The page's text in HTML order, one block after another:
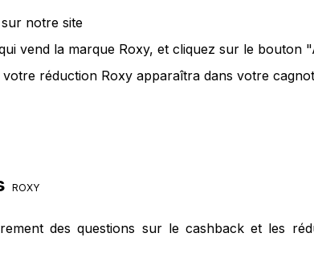
notre site
vend la marque Roxy, et cliquez sur le bouton
réduction Roxy apparaîtra dans votre
ROXY
des questions sur le cashback et les